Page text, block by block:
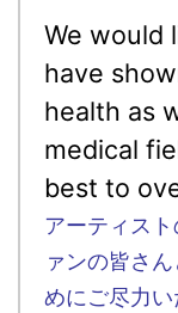
We would
have
health as
medical
best to
アーティス
ァンの皆さ
めにご尽力